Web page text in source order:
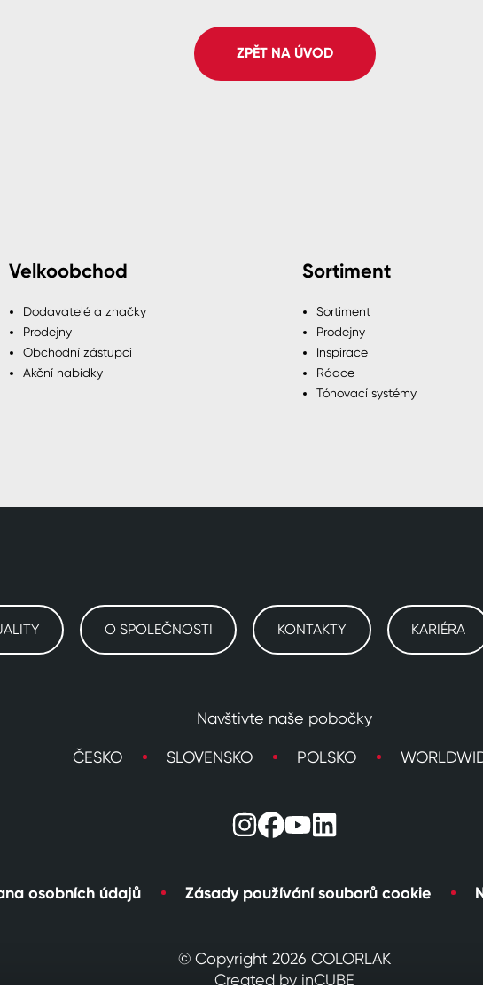
ZPĚT NA ÚVOD
Velkoobchod
Dodavatelé a značky
Prodejny
Obchodní zástupci
Akční nabídky
Sortiment
Sortiment
Prodejny
Inspirace
Rádce
Tónovací systémy
O SPOLEČNOSTI KONTAKTY KARIÉRA
Navštivte naše pobočky
ČESKO SLOVENSKO POLSKO
osobních údajů Zásady používání souborů cookie
© Copyright 2026 COLORLAK
Created by inCUBE